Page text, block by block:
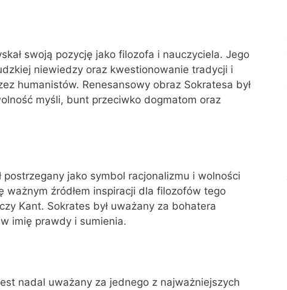
swoją pozycję jako filozofa i nauczyciela. Jego
niewiedzy oraz kwestionowanie tradycji i
humanistów. Renesansowy obraz Sokratesa był
myśli, bunt przeciwko dogmatom oraz
postrzegany jako symbol racjonalizmu i wolności
ważnym źródłem inspiracji dla filozofów tego
Kant. Sokrates był uważany za bohatera
imię prawdy i sumienia.
nadal uważany za jednego z najważniejszych